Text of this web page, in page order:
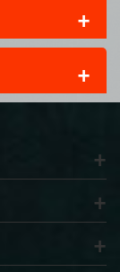
+
+
+
+
+